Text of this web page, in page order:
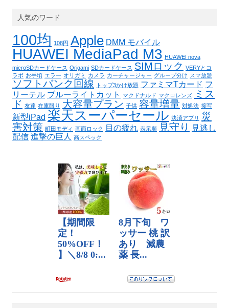
人気のワード
100均 108円 Apple DMM モバイル
HUAWEI MediaPad M3 HUAWEI nova
microSDカードケース Origami SDカードケース SIMロック VERYとコ
ラボ お手頃 エラー オリガミ カメラ カーチャージャー グループ分け スマ放題
ソフトバンク回線 トップ3かけ放題 ファミマTカード フ
リーテル ブルーライトカット マクドナルド マクロレンズ
ミス
ド 友達 在庫限り 大容量プラン 子供 容量増量 対処法 接写
新型iPad 楽天スーパーセール 決済アプリ
災
害対策 町田モディ 画面ロック 目の疲れ 表示順 見守り
見逃し
配信 進撃の巨人 高スペック